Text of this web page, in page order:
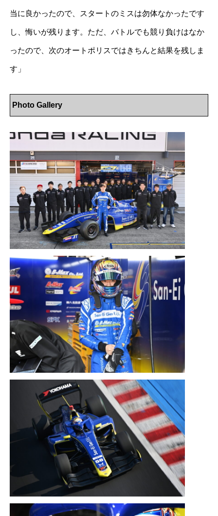
当に良かったので、スタートのミスは勿体なかったです
し、悔いが残ります。ただ、バトルでも競り負けはなか
ったので、次のオートポリスではきちんと結果を残しま
す」
Photo Gallery